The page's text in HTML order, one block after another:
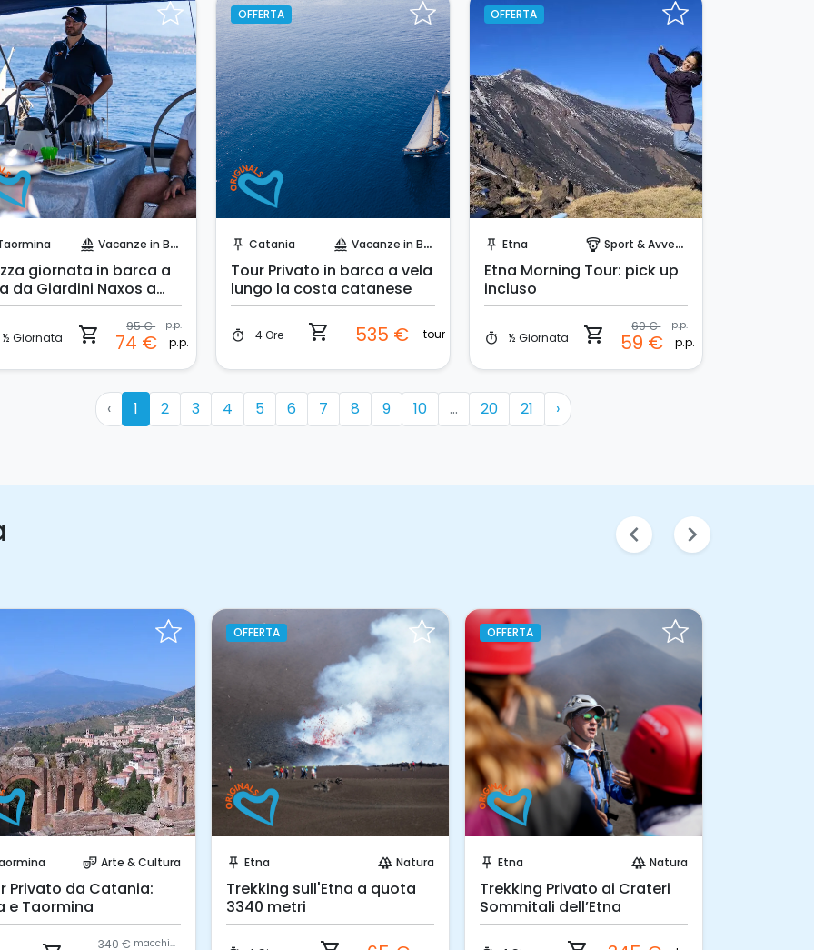
sailing Vacanze in Barca
giornata in barca a
da Giardini Naxos a
½ Giornata shopping_cart 95 € p.p.
74 € p.p.
OFFERTA
push_pin Catania sailing Vacanze in Barca
Tour Privato in barca a vela
lungo la costa catanese
timer 4 Ore shopping_cart 535 € tour
OFFERTA
push_pin Etna paragliding Sport & Avventura
Etna Morning Tour: pick up
incluso
timer ½ Giornata shopping_cart 60 € p.p.
59 € p.p.
‹ 1 2 3 4 5 6 7 8 9 10 ... 20 21 ›
chevron_left chevron_right
theater_comedy Arte & Cultura
Privato da Catania:
e Taormina
340 € macchina
OFFERTA
push_pin Etna forest Natura
Trekking sull'Etna a quota
3340 metri
OFFERTA
push_pin Etna forest Natura
Trekking Privato ai Crateri
Sommitali dell’Etna